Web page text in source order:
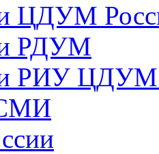
ЦДУМ
РДУМ
РИУ ЦДУМ